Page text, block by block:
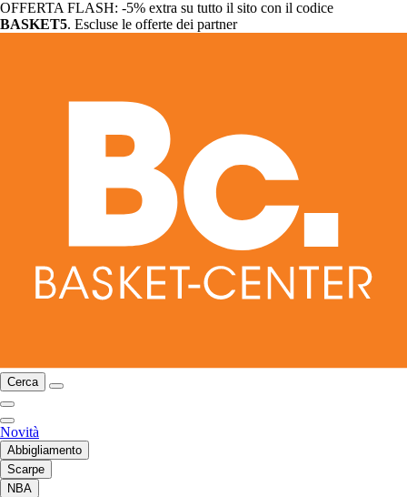
OFFERTA FLASH: -5% extra su tutto il sito con il codice
BASKET5. Escluse le offerte dei partner
Cerca
Novità
Abbigliamento
Scarpe
NBA